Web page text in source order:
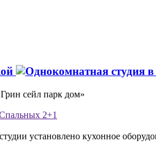
сейл парк дом»
2+1
установлено кухонное